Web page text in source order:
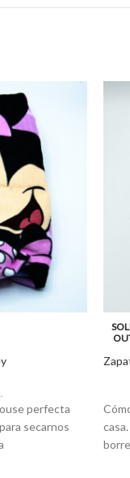
perfecta
secarnos